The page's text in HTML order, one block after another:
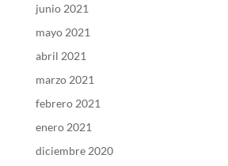
junio 2021
mayo 2021
abril 2021
marzo 2021
febrero 2021
enero 2021
diciembre 2020